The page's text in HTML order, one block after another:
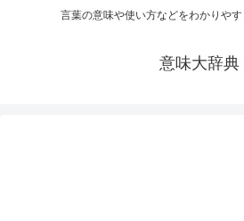
言葉の意味や使い方などをわかりやす
意味大辞典